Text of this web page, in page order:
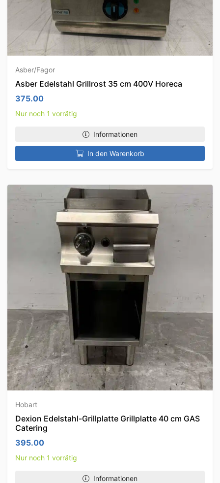
Asber/Fagor
Asber Edelstahl Grillrost 35 cm 400V Horeca
375.00
Nur noch 1 vorrätig
Informationen
In den Warenkorb
Hobart
Dexion Edelstahl-Grillplatte Grillplatte 40 cm GAS
Catering
395.00
Nur noch 1 vorrätig
Informationen